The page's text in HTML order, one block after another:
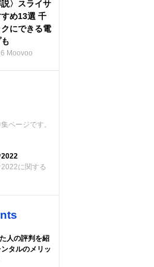
説〉スライサ
め13選 千
にできる電
2026/03/26 Moovoo
ページです。
2022
に関する
人の評判を紹
タルのメリッ